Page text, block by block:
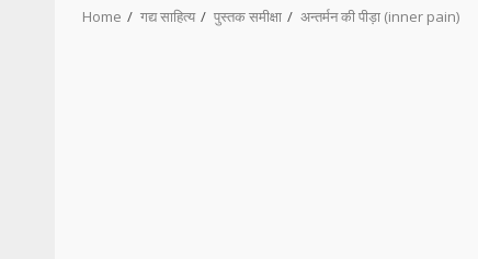
Home गद्य साहित्य पुस्तक समीक्षा अन्तर्मन की पीड़ा (inner pain)